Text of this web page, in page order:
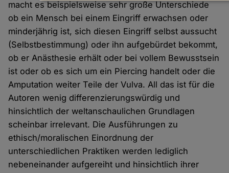
macht es beispielsweise sehr große Unterschiede
ob ein Mensch bei einem Eingriff erwachsen oder
minderjährig ist, sich diesen Eingriff selbst aussucht
(Selbstbestimmung) oder ihn aufgebürdet bekommt,
ob er Anästhesie erhält oder bei vollem Bewusstsein
ist oder ob es sich um ein Piercing handelt oder die
Amputation weiter Teile der Vulva. All das ist für die
Autoren wenig differenzierungswürdig und
hinsichtlich der weltanschaulichen Grundlagen
scheinbar irrelevant. Die Ausführungen zu
ethisch/moralischen Einordnung der
unterschiedlichen Praktiken werden lediglich
nebeneinander aufgereiht und hinsichtlich ihrer
und
Cookies